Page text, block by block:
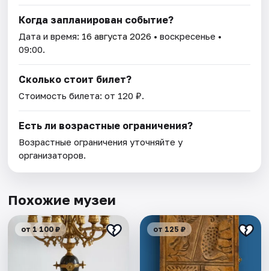
Когда запланирован событие?
Дата и время: 16 августа 2026 • воскресенье •
09:00.
Сколько стоит билет?
Стоимость билета: от 120 ₽.
Есть ли возрастные ограничения?
Возрастные ограничения уточняйте у
организаторов.
Похожие музеи
от 1 100 ₽ от 125 ₽